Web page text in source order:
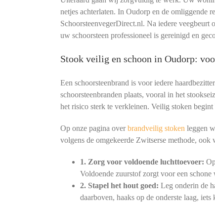
netjes achterlaten. In Oudorp en de omliggende
SchoorsteenvegerDirect.nl. Na iedere veegbeurt
uw schoorsteen professioneel is gereinigd en
Stook veilig en schoon in Oudorp:
Een schoorsteenbrand is voor iedere
schoorsteenbranden plaats, vooral in het
het risico sterk te verkleinen. Veilig stoken
Op onze pagina overbrandveilig stoken leggen
volgens de omgekeerde Zwitserse methode,
1. Zorg voor voldoende luchttoevoer:
Voldoende zuurstof zorgt voor een schone
2. Stapel het hout goed: Leg onderin de
daarboven, haaks op de onderste laag,